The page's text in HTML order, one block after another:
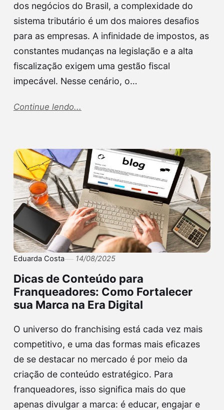
dos negócios do Brasil, a complexidade do
sistema tributário é um dos maiores desafios
para as empresas. A infinidade de impostos, as
constantes mudanças na legislação e a alta
fiscalização exigem uma gestão fiscal
impecável. Nesse cenário, o…
Continue lendo...
Eduarda Costa 14/08/2025
Dicas de Conteúdo para
Franqueadores: Como Fortalecer
sua Marca na Era Digital
O universo do franchising está cada vez mais
competitivo, e uma das formas mais eficazes
de se destacar no mercado é por meio da
criação de conteúdo estratégico. Para
franqueadores, isso significa mais do que
apenas divulgar a marca: é educar, engajar e